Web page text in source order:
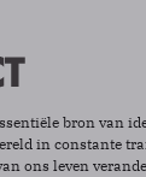
bron van
in constante
ons leven